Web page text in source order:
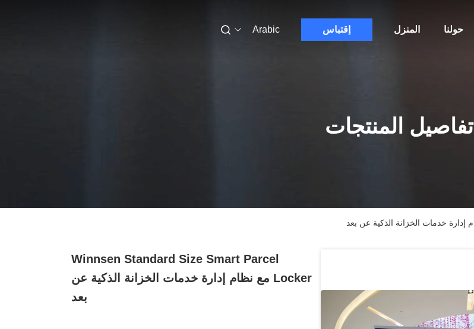
المنزل حولنا إقتباس Arabic
تفاصيل المنتجات
Winnsen Standard Size Smart Parcel
Locker مع نظام إدارة خدمات الخزانة الذكية عن
بعد